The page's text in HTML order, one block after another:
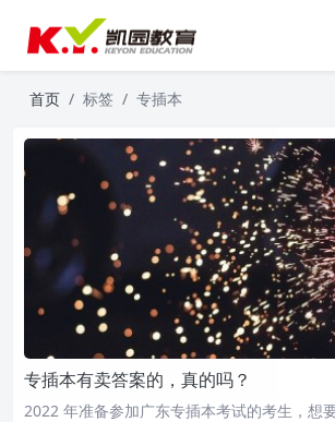
首页 标签 专插本
专插本有卖答案的，真的吗？
2022 年准备参加广东专插本考试的考生，想